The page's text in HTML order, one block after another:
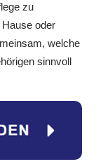
zu
oder
welche
sinnvoll